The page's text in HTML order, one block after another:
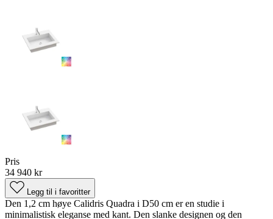
Pris
34 940 kr
Legg til i favoritter
Den 1,2 cm høye Calidris Quadra i D50 cm er en studie i
minimalistisk eleganse med kant. Den slanke designen og den